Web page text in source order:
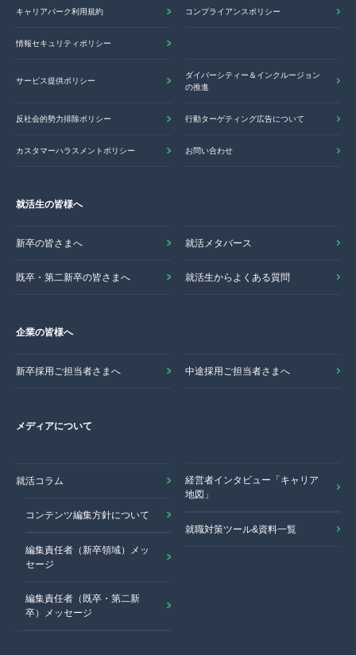
キャリアパーク利用規約 コンプライアンスポリシー
情報セキュリティポリシー
サービス提供ポリシー
ダイバーシティー＆インクルージョン
の推進
反社会的勢力排除ポリシー 行動ターゲティング広告について
カスタマーハラスメントポリシー お問い合わせ
就活生の皆様へ
新卒の皆さまへ 就活メタバース
既卒・第二新卒の皆さまへ 就活生からよくある質問
企業の皆様へ
新卒採用ご担当者さまへ 中途採用ご担当者さまへ
メディアについて
就活コラム
コンテンツ編集方針について
編集責任者（新卒領域）メッ
セージ
編集責任者（既卒・第二新
卒）メッセージ
経営者インタビュー「キャリア
地図」
就職対策ツール&資料一覧